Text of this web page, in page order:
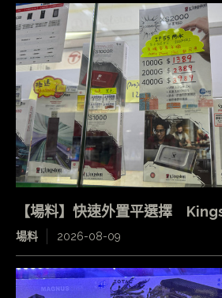
【場料】快速外置平選擇
場料 2026-08-09